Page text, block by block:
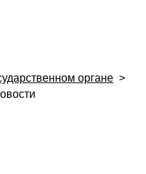
органе >